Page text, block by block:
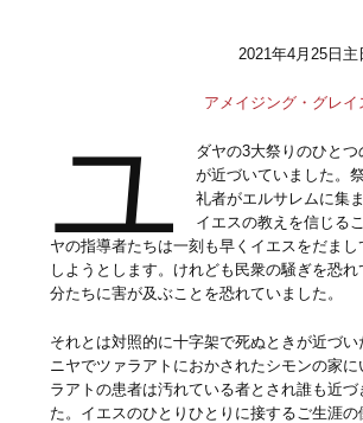
2021年4月25日
アメイジング・グレ
ユ
ダヤの3大祭りのひとつ
が近づいていました。
礼者がエルサレムに集
イエスの教えを信じる
ヤの指導者たちは一刻も早くイエスをだまし
しようとします。けれども民衆の騒ぎを恐れ
分たちに害が及ぶことを恐れていました。
それとは対照的に十字架で死ぬときが近づい
ニヤでツァラアトにおかされたシモンの家
ラアトの患者は汚れている者とされ誰も近づ
た。イエスのひとりひとりに接するご生涯